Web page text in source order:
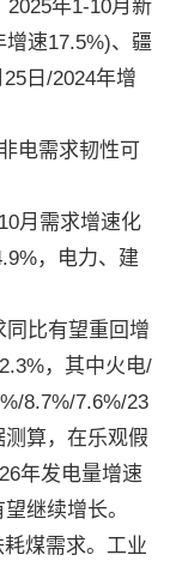
年1-10月新
速17.5%)、疆
日/2024年增
电需求韧性可
月需求增速化
，电力、建
比有望重回增
，其中火电/
8.7%/7.6%/23
算，在乐观假
年发电量增速
继续增长。
煤需求。工业